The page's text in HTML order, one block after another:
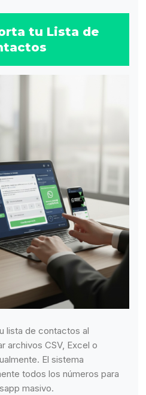
tu Lista de
lista de contactos al
archivos CSV, Excel o
El sistema
todos los números para
masivo.